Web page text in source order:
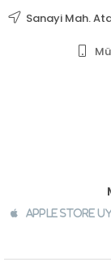
Sanayi Mah.
Apple Store